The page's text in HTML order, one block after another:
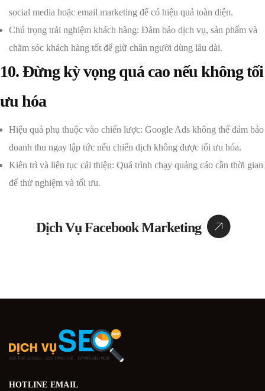
social media hoặc email marketing để có hiệu quả toàn diện.
Chú trọng trải nghiệm khách hàng: Đảm bảo dịch vụ, sản phẩm và
chăm sóc khách hàng tốt để giữ chân người dùng lâu dài.
10. Đừng kỳ vọng quá cao nếu không tối
ưu hóa
Hiệu quả phụ thuộc vào chiến lược: Google Ads không thể đảm bảo
doanh thu ngay lập tức nếu chiến dịch không được tối ưu hóa.
Kiên trì và liên tục cải thiện: Quá trình chạy quảng cáo cần thời gian
để thử nghiệm và tối ưu.
Dịch Vụ Facebook Marketing
HOTLINE EMAIL